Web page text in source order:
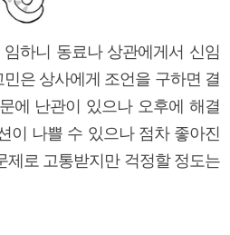
하니 동료나 상관에게서 신임
은 상사에게 조언을 구하면 결
에 난관이 있으나 오후에 해결
이 나쁠 수 있으나 점차 좋아진
제로 고통받지만 걱정할 정도는